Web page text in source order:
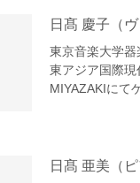
日髙 慶子 （
東京音楽大学器
東アジア国際
MIYAZAKIにて
サートに出演
う。その他ソ
日髙 亜美 （